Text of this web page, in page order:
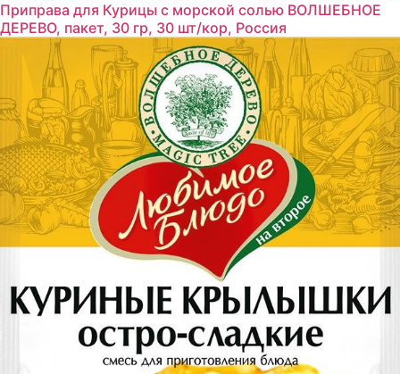
Приправа для Курицы с морской солью ВОЛШЕБНОЕ
ДЕРЕВО, пакет, 30 гр, 30 шт/кор, Россия